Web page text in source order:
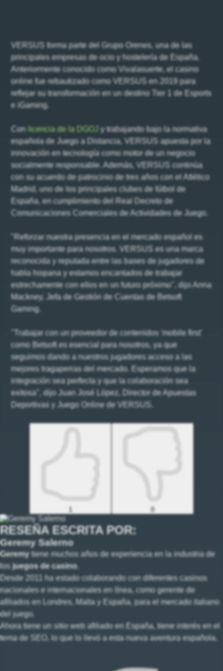
VERSUS forma parte del Grupo Orenes, una de las
principales empresas de ocio y hostelería de España.
Anteriormente conocido como Vivalasuerte, el casino
online fue rebautizado como VERSUS en 2019 para
reflejar su transformación en un destino Tier 1 de Esports
e iGaming.
Con licencia de la DGOJ y trabajando bajo la normativa
española de Juego a Distancia, VERSUS apuesta por la
innovación en tecnología como motor de un negocio
socialmente responsable. Además, VERSUS continúa
con su acuerdo de patrocinio de tres años con el Atlético
Madrid, uno de los principales clubes de fútbol de
España, en cumplimiento del Real Decreto de
Comunicaciones Comerciales de Actividades de Juego.
"Reforzar nuestra presencia en el mercado español es
muy importante para nosotros. VERSUS es una marca
reconocida y reputada entre las bases de jugadores de
habla hispana y estamos encantados de trabajar
estrechamente con ellos en un futuro próximo", dijo Anna
Mackney, Jefa de Gestión de Cuentas de Betsoft
Gaming.
"Trabajar con un proveedor de contenidos 'mobile first'
como Betsoft es esencial para nosotros, ya que
seguimos dando a nuestros jugadores acceso a las
mejores tragaperras del mercado. Esperamos que la
integración sea perfecta y que la colaboración sea
exitosa", dijo Juan José López, Director de Apuestas
Deportivas y Juego Online de VERSUS.
RESEÑA ESCRITA POR:
Geremy Salerno
Geremytiene muchos años de experiencia en la industria de
los juegos de casino.
Desde 2011 ha estado colaborando con diferentes casinos
nacionales e internacionales en línea, como gerente de
afiliados en Londres, Malta y España, para el mercado italiano
del juego.
Ahora tiene un sitio web afiliado en España, tiene interés en el
tema de SEO, lo que lo llevó a esta nueva aventura española.